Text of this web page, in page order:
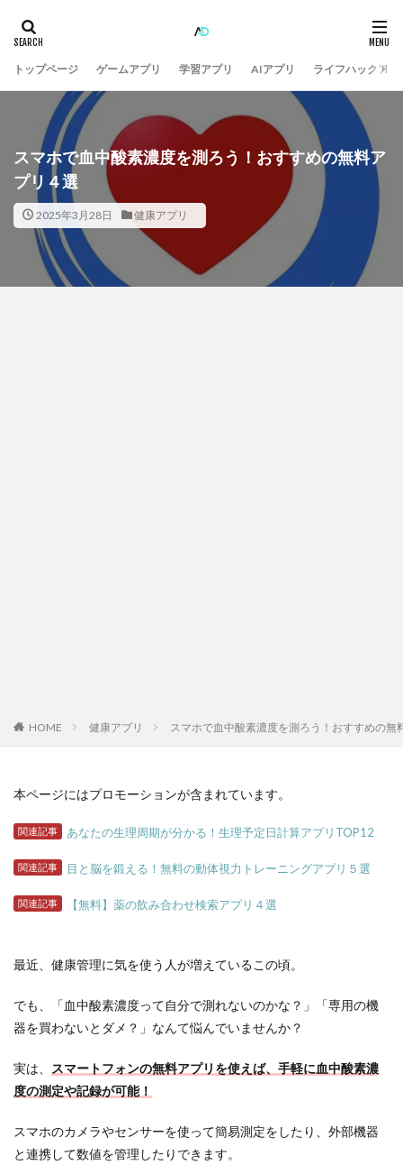
トップページ ゲームアプリ 学習アプリ AIアプリ ライフハックアプ
スマホで血中酸素濃度を測ろう！おすすめの無料ア
プリ４選
2025年3月28日 健康アプリ
HOME 健康アプリ スマホで血中酸素濃度を測ろう！おすすめの無
本ページにはプロモーションが含まれています。
関連記事 あなたの生理周期が分かる！生理予定日計算アプリTOP12
関連記事 目と脳を鍛える！無料の動体視力トレーニングアプリ５選
関連記事 【無料】薬の飲み合わせ検索アプリ４選
最近、健康管理に気を使う人が増えているこの頃。
でも、「血中酸素濃度って自分で測れないのかな？」「専用の機
器を買わないとダメ？」なんて悩んでいませんか？
実は、
スマートフォンの無料アプリを使えば、手軽に血中酸素濃
度の測定や記録が可能！
スマホのカメラやセンサーを使って簡易測定をしたり、外部機器
と連携して数値を管理したりできます。